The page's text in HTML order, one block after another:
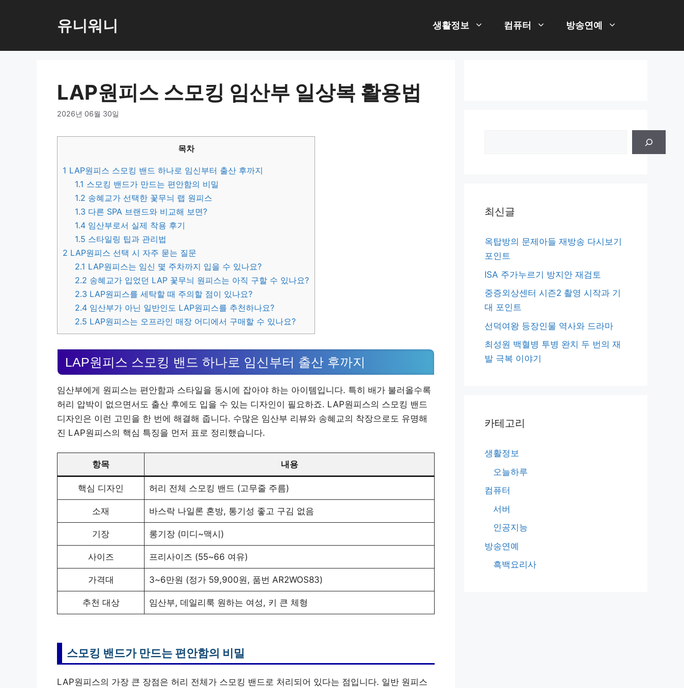
로
유니워니 생활정보 컴퓨터 방송연예
LAP원피스 스모킹 임산부 일상복 활용법
2026년 06월 30일
목차
1 LAP원피스 스모킹 밴드 하나로 임신부터 출산 후까지
1.1 스모킹 밴드가 만드는 편안함의 비밀
1.2 송혜교가 선택한 꽃무늬 랩 원피스
1.3 다른 SPA 브랜드와 비교해 보면?
1.4 임산부로서 실제 착용 후기
1.5 스타일링 팁과 관리법
2 LAP원피스 선택 시 자주 묻는 질문
2.1 LAP원피스는 임신 몇 주차까지 입을 수 있나요?
2.2 송혜교가 입었던 LAP 꽃무늬 원피스는 아직 구할 수 있나요?
2.3 LAP원피스를 세탁할 때 주의할 점이 있나요?
2.4 임산부가 아닌 일반인도 LAP원피스를 추천하나요?
2.5 LAP원피스는 오프라인 매장 어디에서 구매할 수 있나요?
LAP원피스 스모킹 밴드 하나로 임신부터 출산 후까지
임산부에게 원피스는 편안함과 스타일을 동시에 잡아야 하는 아이템입니다. 특히 배가 불러올수록
허리 압박이 없으면서도 출산 후에도 입을 수 있는 디자인이 필요하죠. LAP원피스의 스모킹 밴드
디자인은 이런 고민을 한 번에 해결해 줍니다. 수많은 임산부 리뷰와 송혜교의 착장으로도 유명해
진 LAP원피스의 핵심 특징을 먼저 표로 정리했습니다.
항목 내용
핵심 디자인 허리 전체 스모킹 밴드 (고무줄 주름)
소재 바스락 나일론 혼방, 통기성 좋고 구김 없음
기장 롱기장 (미디~맥시)
사이즈 프리사이즈 (55~66 여유)
가격대 3~6만원 (정가 59,900원, 품번 AR2WOS83)
추천 대상 임산부, 데일리룩 원하는 여성, 키 큰 체형
스모킹 밴드가 만드는 편안함의 비밀
LAP원피스의 가장 큰 장점은 허리 전체가 스모킹 밴드로 처리되어 있다는 점입니다. 일반 원피스
최신글
옥탑방의 문제아들 재방송 다시보기
포인트
ISA 주가누르기 방지안 재검토
중증외상센터 시즌2 촬영 시작과 기
대 포인트
선덕여왕 등장인물 역사와 드라마
최성원 백혈병 투병 완치 두 번의 재
발 극복 이야기
카테고리
생활정보
오늘하루
컴퓨터
서버
인공지능
방송연예
흑백요리사